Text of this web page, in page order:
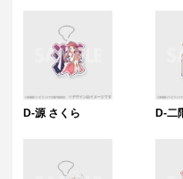
D-源 さくら D-二